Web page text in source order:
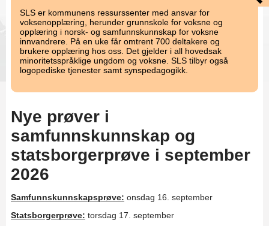
SLS er kommunens ressurssenter med ansvar for
voksenopplæring, herunder grunnskole for voksne og
opplæring i norsk- og samfunnskunnskap for voksne
innvandrere. På en uke får omtrent 700 deltakere og
brukere opplæring hos oss. Det gjelder i all hovedsak
minoritetsspråklige ungdom og voksne. SLS tilbyr også
logopediske tjenester samt synspedagogikk.
Nye prøver i
samfunnskunnskap og
statsborgerprøve i september
2026
Samfunnskunnskapsprøve: onsdag 16. september
Statsborgerprøve: torsdag 17. september